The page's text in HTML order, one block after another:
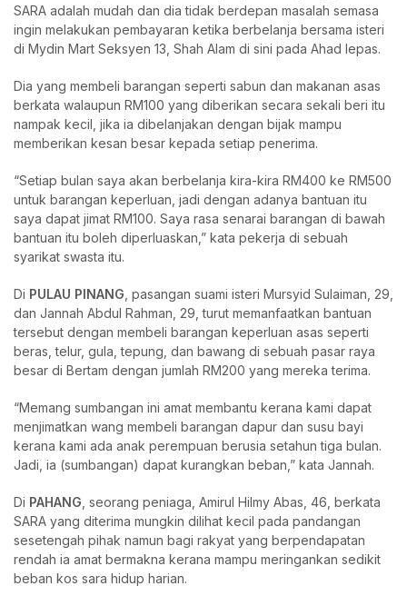
SARA adalah mudah dan dia tidak berdepan masalah semasa
ingin melakukan pembayaran ketika berbelanja bersama isteri
di Mydin Mart Seksyen 13, Shah Alam di sini pada Ahad lepas.
Dia yang membeli barangan seperti sabun dan makanan asas
berkata walaupun RM100 yang diberikan secara sekali beri itu
nampak kecil, jika ia dibelanjakan dengan bijak mampu
memberikan kesan besar kepada setiap penerima.
“Setiap bulan saya akan berbelanja kira-kira RM400 ke RM500
untuk barangan keperluan, jadi dengan adanya bantuan itu
saya dapat jimat RM100. Saya rasa senarai barangan di bawah
bantuan itu boleh diperluaskan,” kata pekerja di sebuah
syarikat swasta itu.
Di PULAU PINANG , pasangan suami isteri Mursyid Sulaiman, 29,
dan Jannah Abdul Rahman, 29, turut memanfaatkan bantuan
tersebut dengan membeli barangan keperluan asas seperti
beras, telur, gula, tepung, dan bawang di sebuah pasar raya
besar di Bertam dengan jumlah RM200 yang mereka terima.
“Memang sumbangan ini amat membantu kerana kami dapat
menjimatkan wang membeli barangan dapur dan susu bayi
kerana kami ada anak perempuan berusia setahun tiga bulan.
Jadi, ia (sumbangan) dapat kurangkan beban,” kata Jannah.
Di PAHANG , seorang peniaga, Amirul Hilmy Abas, 46, berkata
SARA yang diterima mungkin dilihat kecil pada pandangan
sesetengah pihak namun bagi rakyat yang berpendapatan
rendah ia amat bermakna kerana mampu meringankan sedikit
beban kos sara hidup harian.